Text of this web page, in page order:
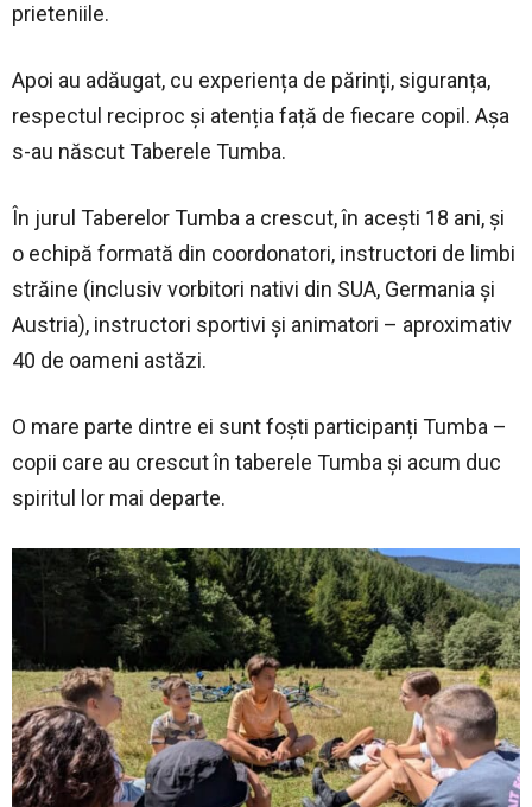
prieteniile.
Apoi au adăugat, cu experiența de părinți, siguranța,
respectul reciproc și atenția față de fiecare copil. Așa
s-au născut Taberele Tumba.
În jurul Taberelor Tumba a crescut, în acești 18 ani, și
o echipă formată din coordonatori, instructori de limbi
străine (inclusiv vorbitori nativi din SUA, Germania și
Austria), instructori sportivi și animatori – aproximativ
40 de oameni astăzi.
O mare parte dintre ei sunt foști participanți Tumba –
copii care au crescut în taberele Tumba și acum duc
spiritul lor mai departe.